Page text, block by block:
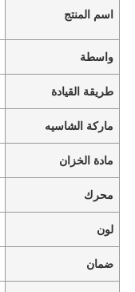
منزل
المنتجات
اسم المنتج
واسطة
طريقة القيادة
ماركة الشاسيه
مادة الخزان
محرك
لون
ضمان